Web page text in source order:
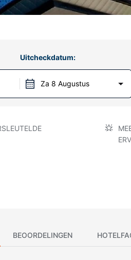
Uitcheckdatum:
Za 8 Augustus
BEOORDELINGEN